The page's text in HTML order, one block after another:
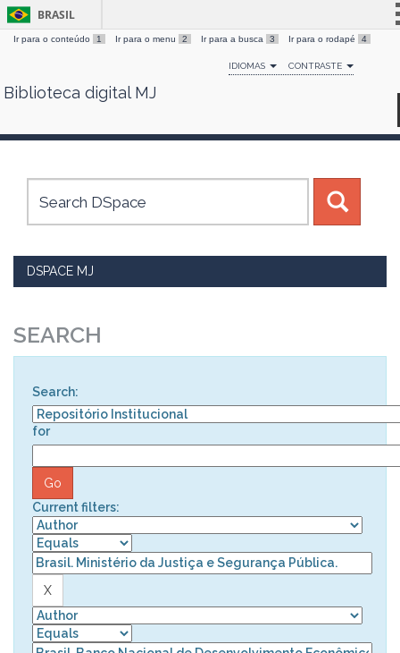
Skip
BRASIL
Simplifique!
Comunica BR
Canais
Ir para o conteúdo 1 Ir para o menu 2 Ir para a busca 3 Ir para o rodapé 4
IDIOMAS CONTRASTE
Biblioteca digital MJ
DSPACE MJ
SEARCH
Search:
for
Current filters: